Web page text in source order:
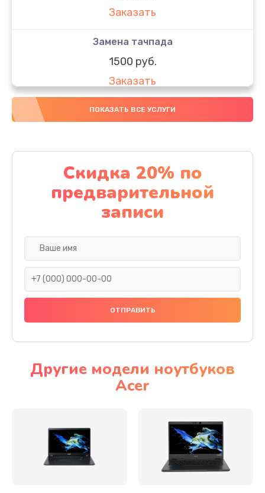
Заказать
Замена тачпада
1500 руб.
Заказать
Замена южного моста
Заказать
Чистка от пыли
1060 руб.
Заказать
Ремонт подсветки
Настройка BIOS
Замена видеочипа
ПОКАЗАТЬ ВСЕ УСЛУГИ
Скидка 20% по
предварительной
записи
Другие модели ноутбуков
Acer